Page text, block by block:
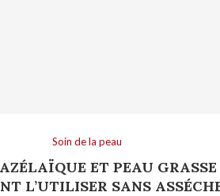
Soin de la peau
ET PEAU GRASSE
L’UTILISER SANS